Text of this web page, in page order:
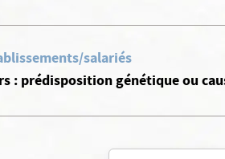
salariés
: prédisposition génétique ou